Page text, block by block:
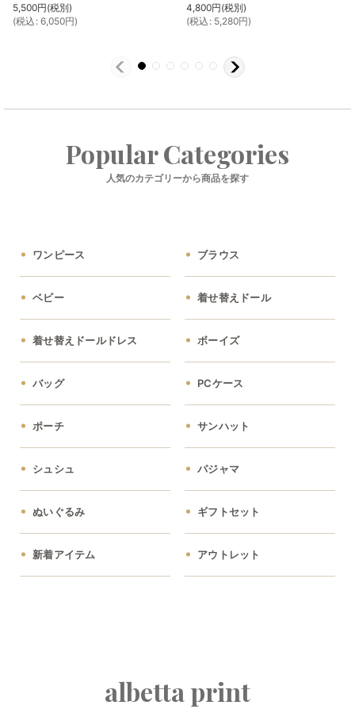
5,500円(税別)
(税込 : 6,050円)
4,800円(税別)
(税込 : 5,280円)
Popular Categories
人気のカテゴリーから商品を探す
ワンピース ブラウス
ベビー 着せ替えドール
着せ替えドールドレス ボーイズ
バッグ PCケース
ポーチ サンハット
シュシュ パジャマ
ぬいぐるみ ギフトセット
新着アイテム アウトレット
albetta print